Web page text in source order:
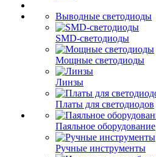
Выводные светодиоды
SMD-светодиоды
Мощные светодиоды
Линзы
Платы для светодиодов
Паяльное оборудование
Ручные инструменты